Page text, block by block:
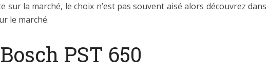
sur la marché, le choix n’est pas souvent aisé alors découvrez
le marché.
PST 650